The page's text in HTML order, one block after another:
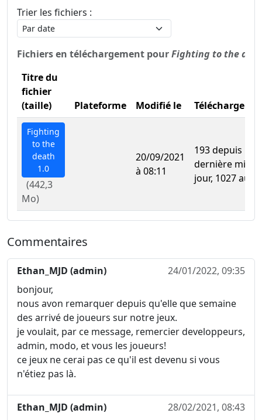
Trier les fichiers :
Fichiers en téléchargement pourFighting to the
Titre du
fichier
(taille)
Plateforme Modifié le
Fighting
to the
death
1.0
(442,3
Mo)
20/09/2021
à 08:11
193 depuis la
dernière mise
jour, 1027 au
Commentaires
Ethan_MJD (admin)
24/01/2022, 09:35
bonjour,
nous avon remarquer depuis qu'elle que semaine
des arrivé de joueurs sur notre jeux.
je voulait, par ce message, remercier developpeurs,
admin, modo, et vous les joueurs!
ce jeux ne cerai pas ce qu'il est devenu si vous
n'étiez pas là.
Ethan_MJD (admin)
28/02/2021, 08:43